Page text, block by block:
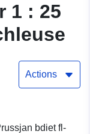
1 : 25
Actions
bdiet fl-